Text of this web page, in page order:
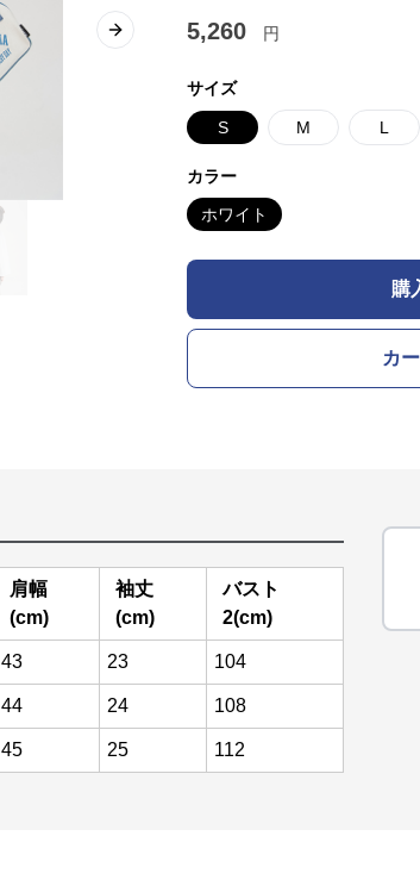
Next slide5,260 円
サイズ
S M L
カラー
ホワイト
購
カ
肩幅
(cm)
袖丈
(cm)
バスト
2(cm)
43 23 104
44 24 108
45 25 112